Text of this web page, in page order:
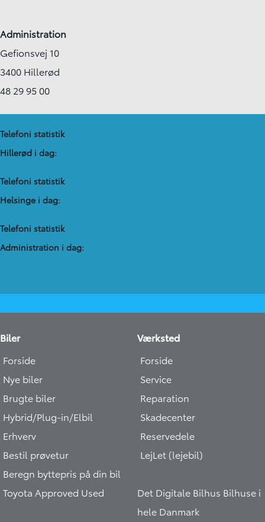
Administration
Gefionsvej 10
3400 Hillerød
48 29 95 00
Telefoni statistik
Hillerød i dag:
Telefoni statistik
Helsinge i dag:
Telefoni statistik
Administration​ i dag:
Biler
Forside
Nye biler
Brugte biler
Hybrid/Plug-in/Elbil
Erhverv
Bestil prøvetur
Beregn byttepris på din bil
Toyota Approved Used
Værksted
Forside
Service
Reparation
Skadecenter
Reservedele
LejLet (lejebil)
Det Digitale Bilhus Bilhuse i
hele Danmark